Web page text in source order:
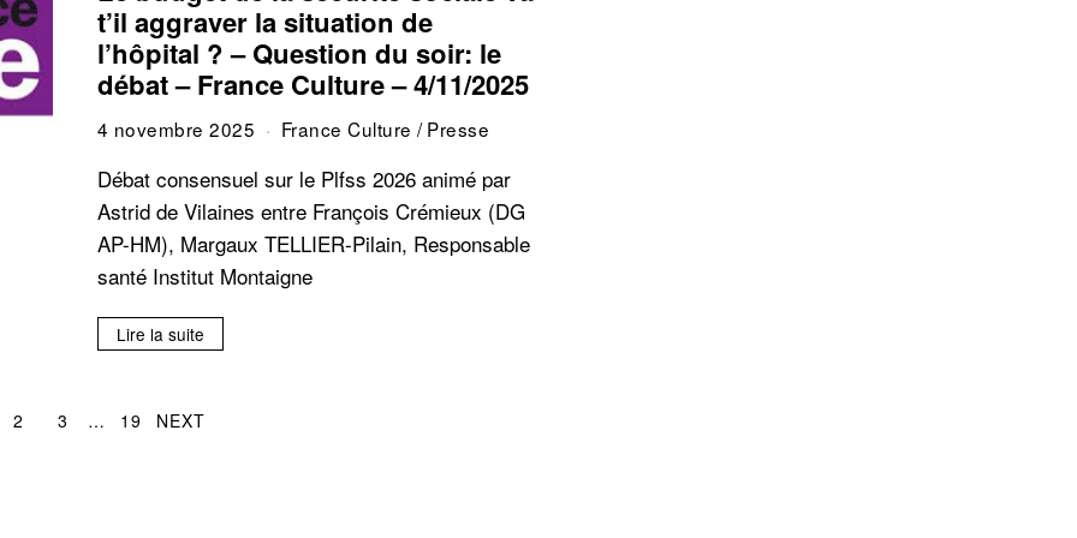
t’il aggraver la situation de
l’hôpital ? – Question du soir: le
débat – France Culture – 4/11/2025
4 novembre 2025 France Culture / Presse
Débat consensuel sur le Plfss 2026 animé par
Astrid de Vilaines entre François Crémieux (DG
AP-HM), Margaux TELLIER-Pilain, Responsable
santé Institut Montaigne
Lire la suite
2 3 … 19 NEXT